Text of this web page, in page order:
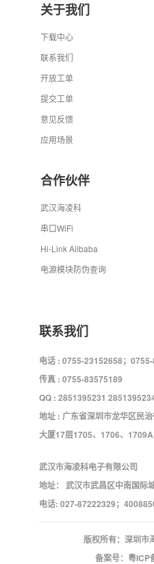
关于我们
下载中心
联系我们
开放工单
提交工单
意见反馈
应用场景
合作伙伴
武汉海凌科
串口WiFi
Hi-Link Alibaba
电源模块防伪查询
联系我们
电话 : 0755-23152658；
传真 : 0755-83575189
QQ : 2851395231
地址 : 广东省深圳市龙华区民
大厦17层1705、1706、1709A
武汉市海凌科电子有限公司
地址： 武汉市武昌区中南国际
电话: 027-87222329；
版权所有：深圳市
备案号： 粤ICP